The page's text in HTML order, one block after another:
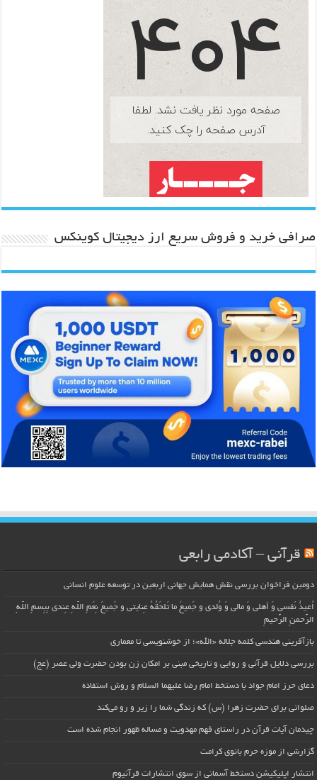
صرافی خرید و فروش سریع ارز دیجیتال کوینکس
قرآنی – آکادمی رابعی
دومین فراخوان بررسی نقش همایش جهانی اربعین در توسعه علوم انسانی
اُعیذُ نَفسی وَ أهلی وَ مالی وَ وُلدی و جَمیعَ ما تَلحَقُهُ عِنایتی و جَمیعَ نِعَمِ اللّهِ عِندی بِبِسمِ اللّهِ
الرَّحمنِ الرَّحیمِ
بازآفرینی هندسی کلمه جلاله «الله»؛ از خوشنویسی تا معماری
بررسی دلایل قرآنی و روایی و تاریخی مبنی بر امکان زن بودن حضرت ولی عصر (عج)
دعای حرز امام جواد با دستخط امام رضا علیهما السلام و روش استفاده
صلواتی برای حضرت زهرا (س) که زندگی شما را زیر و رو می‌کند
چیدمان آیات قرآن در راستای فهم مهدویت و مساله ظهور انجام شده است
گزارشی از موزه حرم بانوی کرامت
انتشار اپلیکیشن دستخط آسمانی از سوی انتشارات قرآنیوم